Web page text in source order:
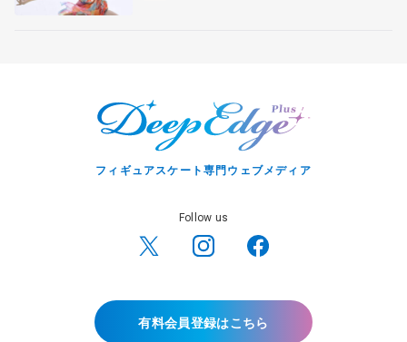
フィギュアスケート専門ウェブメディア
Follow us
有料会員登録はこちら